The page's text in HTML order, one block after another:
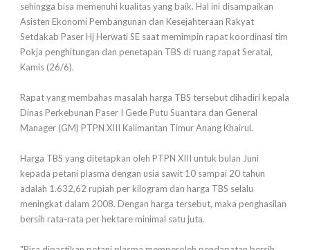
sehingga bisa memenuhi kualitas yang baik. Hal ini disampaikan
Asisten Ekonomi Pembangunan dan Kesejahteraan Rakyat
Setdakab Paser Hj Herwati SE saat memimpin rapat koordinasi tim
Pokja penghitungan dan penetapan TBS di ruang rapat Seratai,
Kamis (26/6).
Rapat yang membahas masalah harga TBS tersebut dihadiri kepala
Dinas Perkebunan Paser I Gede Putu Suantara dan General
Manager (GM) PTPN XIII Kalimantan Timur Anang Khairul.
Harga TBS yang ditetapkan oleh PTPN XIII untuk bulan Juni
kepada petani plasma dengan usia sawit 10 sampai 20 tahun
adalah 1.632,62 rupiah per kilogram dan harga TBS selalu
meningkat dalam 2008. Dengan harga tersebut, maka penghasilan
bersih rata-rata per hektare minimal satu juta.